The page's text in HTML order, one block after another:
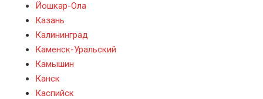
Йошкар-Ола
Казань
Калининград
Каменск-Уральский
Камышин
Канск
Каспийск